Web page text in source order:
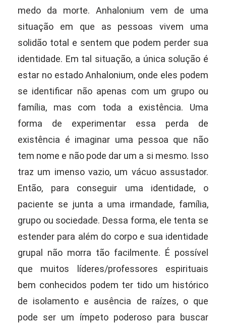
medo da morte. Anhalonium vem de uma
situação em que as pessoas vivem uma
solidão total e sentem que podem perder sua
identidade. Em tal situação, a única solução é
estar no estado Anhalonium, onde eles podem
se identificar não apenas com um grupo ou
família, mas com toda a existência. Uma
forma de experimentar essa perda de
existência é imaginar uma pessoa que não
tem nome e não pode dar um a si mesmo. Isso
traz um imenso vazio, um vácuo assustador.
Então, para conseguir uma identidade, o
paciente se junta a uma irmandade, família,
grupo ou sociedade. Dessa forma, ele tenta se
estender para além do corpo e sua identidade
grupal não morra tão facilmente. É possível
que muitos líderes/professores espirituais
bem conhecidos podem ter tido um histórico
de isolamento e ausência de raízes, o que
pode ser um ímpeto poderoso para buscar